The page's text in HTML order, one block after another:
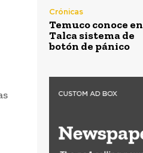
Crónicas
Temuco conoce en
Talca sistema de
botón de pánico